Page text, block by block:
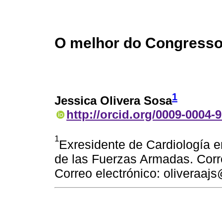
O melhor do
Jessica Olivera Sosa1
http://orcid.org/0009-0004-
1Exresidente de Cardiología
de las Fuerzas Armadas.
Correo electrónico: